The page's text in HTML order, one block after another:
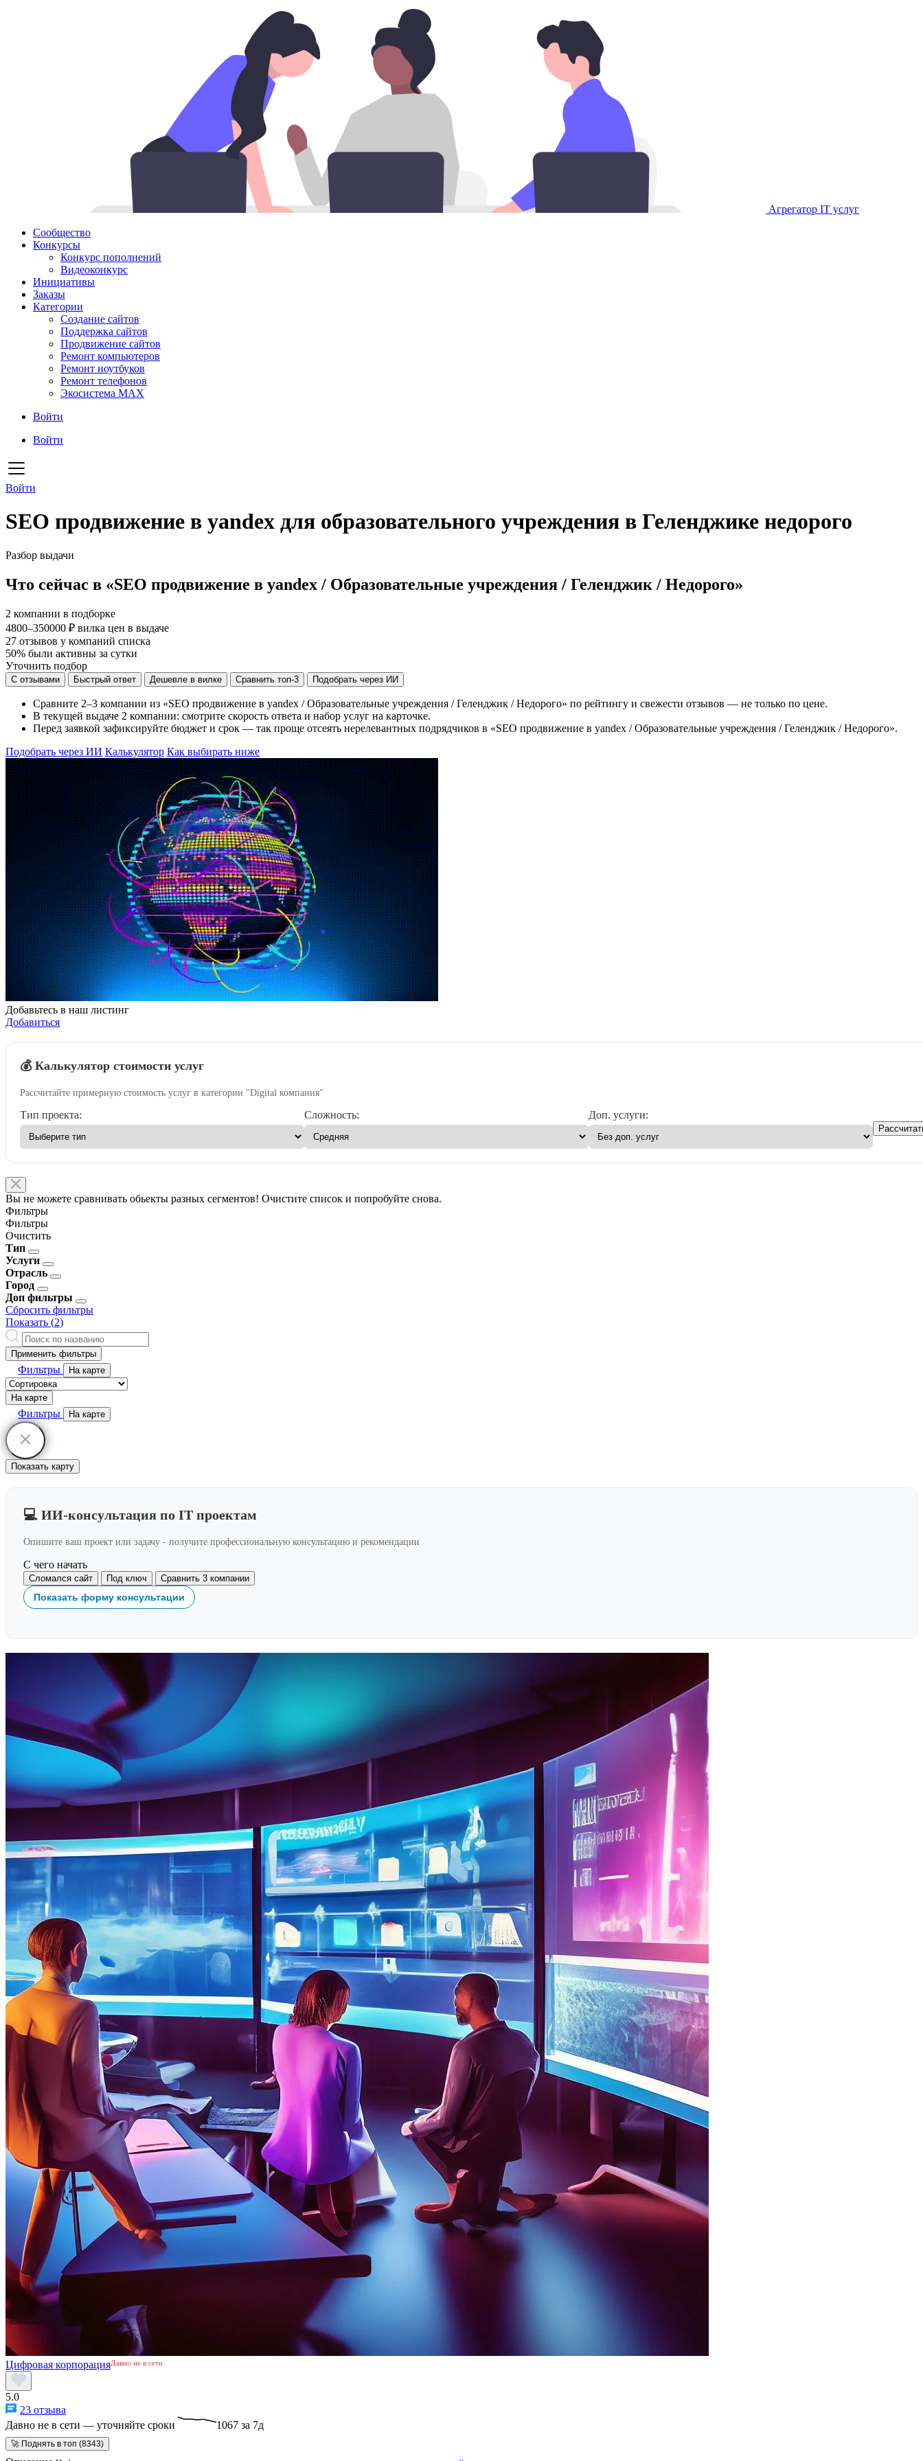
Агрегатор IT услуг
Сообщество
Конкурсы
Конкурс пополнений
Видеоконкурс
Инициативы
Заказы
Категории
Создание сайтов
Поддержка сайтов
Продвижение сайтов
Ремонт компьютеров
Ремонт ноутбуков
Ремонт телефонов
Экосистема MAX
Войти
Войти
Войти
SEO продвижение в yandex для образовательного учреждения в Геленджике недорого
Разбор выдачи
Что сейчас в «SEO продвижение в yandex / Образовательные учреждения / Геленджик / Недорого»
2 компании в подборке
4800–350000 ₽ вилка цен в выдаче
27 отзывов у компаний списка
50% были активны за сутки
Уточнить подбор
С отзывами Быстрый ответ Дешевле в вилке Сравнить топ-3 Подобрать через ИИ
Сравните 2–3 компании из «SEO продвижение в yandex / Образовательные учреждения / Геленджик / Недорого» по рейтингу и свежести отзывов — не только по цене.
В текущей выдаче 2 компании: смотрите скорость ответа и набор услуг на карточке.
Перед заявкой зафиксируйте бюджет и срок — так проще отсеять нерелевантных подрядчиков в «SEO продвижение в yandex / Образовательные учреждения / Геленджик / Недорого».
Подобрать через ИИ Калькулятор Как выбирать ниже
Добавьтесь в наш листинг
Добавиться
💰 Калькулятор стоимости услуг
Рассчитайте примерную стоимость услуг в категории "Digital компания"
Тип проекта: Сложность: Доп. услуги:
Вы не можете сравнивать обьекты разных сегментов! Очистите список и попробуйте снова.
Фильтры
Фильтры
Очистить
Тип
Услуги
Отрасль
Город
Доп фильтры
Сбросить фильтры
Показать (2)
Применить фильтры
Фильтры На карте
На карте
Фильтры На карте
Показать карту
💻 ИИ-консультация по IT проектам
Опишите ваш проект или задачу - получите профессиональную консультацию и рекомендации
С чего начать
Сломался сайт Под ключ Сравнить 3 компании
Показать форму консультации
Цифровая корпорацияДавно не в сети
5.0
23 отзыва
Давно не в сети — уточняйте сроки
1067 за 7д
🚀 Поднять в топ (8343)